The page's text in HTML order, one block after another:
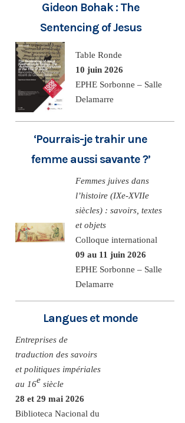
Gideon Bohak : The
Sentencing of Jesus
Table Ronde
10 juin 2026
EPHE Sorbonne – Salle
Delamarre
‘Pourrais-je trahir une
femme aussi savante ?’
Femmes juives dans
l’histoire (IXe-XVIIe
siècles) : savoirs, textes
et objets
Colloque international
09 au 11 juin 2026
EPHE Sorbonne – Salle
Delamarre
Langues et monde
Entreprises de
traduction des savoirs
et politiques impériales
au 16e siècle
28 et 29 mai 2026
Biblioteca Nacional du